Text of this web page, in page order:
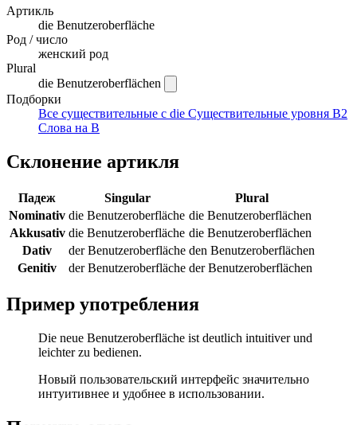
Артикль
die Benutzeroberfläche
Род / число
женский род
Plural
die Benutzeroberflächen
Подборки
Все существительные с die Существительные уровня B2
Слова на B
Склонение артикля
Падеж Singular
Plural
Nominativ die Benutzeroberfläche die Benutzeroberflächen
Akkusativ die Benutzeroberfläche die Benutzeroberflächen
Dativ
der Benutzeroberfläche den Benutzeroberflächen
Genitiv
der Benutzeroberfläche der Benutzeroberflächen
Пример употребления
Die neue Benutzeroberfläche ist deutlich intuitiver und
leichter zu bedienen.
Новый пользовательский интерфейс значительно
интуитивнее и удобнее в использовании.